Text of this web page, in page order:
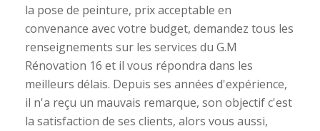
la pose de peinture, prix acceptable en
convenance avec votre budget, demandez tous les
renseignements sur les services du G.M
Rénovation 16 et il vous répondra dans les
meilleurs délais. Depuis ses années d'expérience,
il n'a reçu un mauvais remarque, son objectif c'est
la satisfaction de ses clients, alors vous aussi,